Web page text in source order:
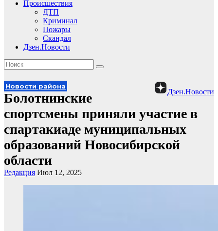
Происшествия
ДТП
Криминал
Пожары
Скандал
Дзен.Новости
Дзен.Новости
Новости района
Болотнинские
спортсмены приняли участие в
спартакиаде муниципальных
образований Новосибирской
области
Редакция Июл 12, 2025